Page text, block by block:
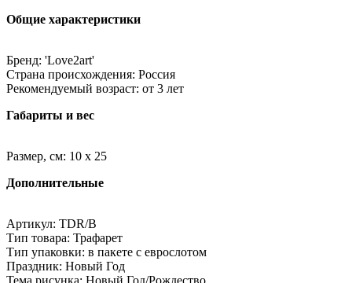
Общие характеристики
Бренд: 'Love2art'
Страна происхождения: Россия
Рекомендуемый возраст: от 3 лет
Габариты и вес
Размер, см: 10 x 25
Дополнительные
Артикул: TDR/B
Тип товара: Трафарет
Тип упаковки: в пакете с еврослотом
Праздник: Новый Год
Тема рисунка: Новый Год/Рождество